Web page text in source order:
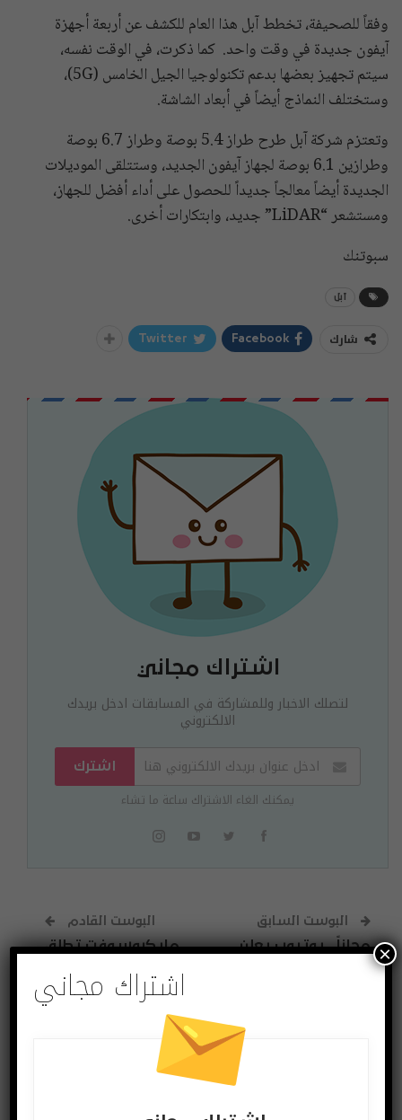
وفقاً للصحيفة، تخطط آبل هذا العام للكشف عن أربعة أجهزة
آيفون جديدة في وقت واحد. كما ذكرت، في الوقت نفسه،
سيتم تجهيز بعضها بدعم تكنولوجيا الجيل الخامس (5G)،
وستختلف النماذج أيضاً في أبعاد الشاشة.
وتعتزم شركة آبل طرح طراز 5.4 بوصة وطراز 6.7 بوصة
وطرازين 6.1 بوصة لجهاز آيفون الجديد، وستتلقى الموديلات
الجديدة أيضاً معالجاً جديداً للحصول على أداء أفضل للجهاز،
ومستشعر “LiDAR” جديد، وابتكارات أخرى.
سبوتنك
آبل
شارك Facebook
Twitter
اشتراك مجاني
لتصلك الاخبار وللمشاركة في المسابقات ادخل بريدك
الالكتروني
اشترك
يمكنك الغاء الاشتراك ساعة ما تشاء
البوست السابق
مجاناً.. يوتيوب يعلن
عن مهرجان عالمي
البوست القادم
مايكروسوفت تطلق
Xbox One X
آخر الاخبار
اشتراك مجاني
×